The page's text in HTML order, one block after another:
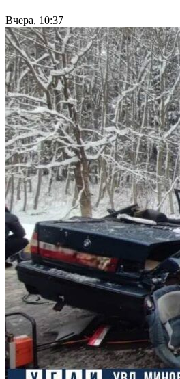
Вчера, 10:37